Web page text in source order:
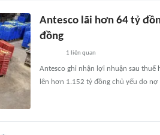
Antesco lãi hơn 64 tỷ
đồng
1 liên quan
Antesco ghi nhận lợi nhuận sau
lên hơn 1.152 tỷ đồng chủ yếu do nợ